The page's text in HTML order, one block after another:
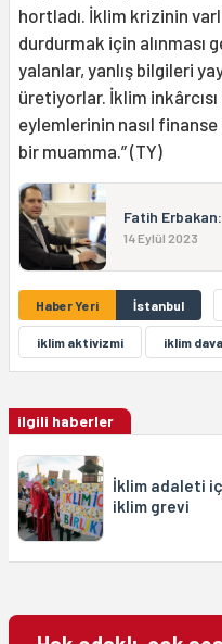
hortladı. İklim krizinin
durdurmak için alınması
yalanlar, yanlış bilgileri
üretiyorlar. İklim
eylemlerinin nasıl
bir muamma.” (TY)
Fatih
14 Eylül 2023
Haber Yeri İstanbul
iklim aktivizmi iklim
ilgili haberler
İklim adaleti
iklim grevi